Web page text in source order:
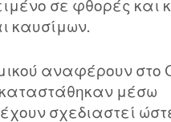
σε φθορές και
καυσίμων.
αναφέρουν στο
μέσω
σχεδιαστεί